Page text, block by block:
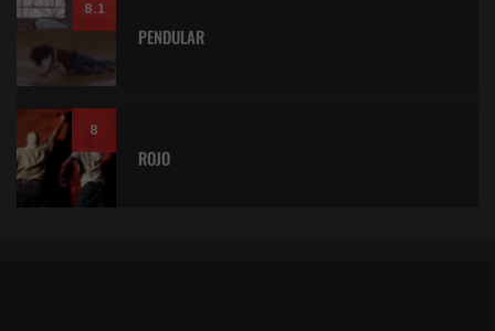
8.1
PENDULAR
8
ROJO